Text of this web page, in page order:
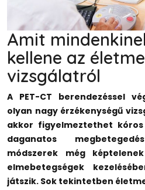
Amit
kellene az
vizsgálatról
A PET-CT berendezéssel
olyan nagy érzékenységű
akkor figyelmeztethet
daganatos
módszerek még
elmebetegségek
játszik. Sok tekintetben